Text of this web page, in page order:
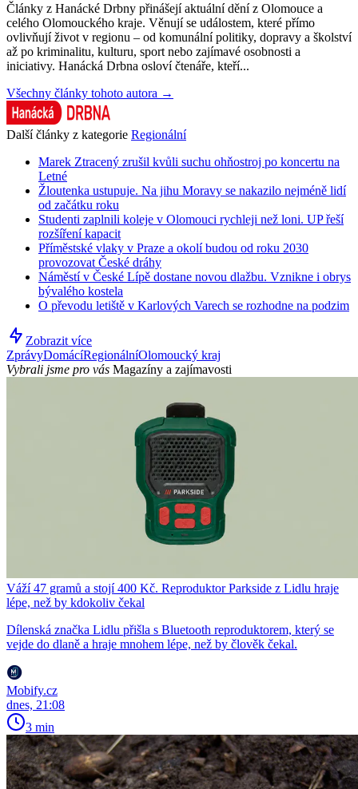
Články z Hanácké Drbny přinášejí aktuální dění z Olomouce a
celého Olomouckého kraje. Věnují se událostem, které přímo
ovlivňují život v regionu – od komunální politiky, dopravy a školství
až po kriminalitu, kulturu, sport nebo zajímavé osobnosti a
iniciativy. Hanácká Drbna osloví čtenáře, kteří...
Všechny články tohoto autora →
Další články z kategorie Regionální
Marek Ztracený zrušil kvůli suchu ohňostroj po koncertu na
Letné
Žloutenka ustupuje. Na jihu Moravy se nakazilo nejméně lidí
od začátku roku
Studenti zaplnili koleje v Olomouci rychleji než loni. UP řeší
rozšíření kapacit
Příměstské vlaky v Praze a okolí budou od roku 2030
provozovat České dráhy
Náměstí v České Lípě dostane novou dlažbu. Vznikne i obrys
bývalého kostela
O převodu letiště v Karlových Varech se rozhodne na podzim
Zobrazit více
ZprávyDomácíRegionálníOlomoucký kraj
Vybrali jsme pro vás Magazíny a zajímavosti
Váží 47 gramů a stojí 400 Kč. Reproduktor Parkside z Lidlu hraje
lépe, než by kdokoliv čekal
Dílenská značka Lidlu přišla s Bluetooth reproduktorem, který se
vejde do dlaně a hraje mnohem lépe, než by člověk čekal.
Mobify.cz
dnes, 21:08
3 min